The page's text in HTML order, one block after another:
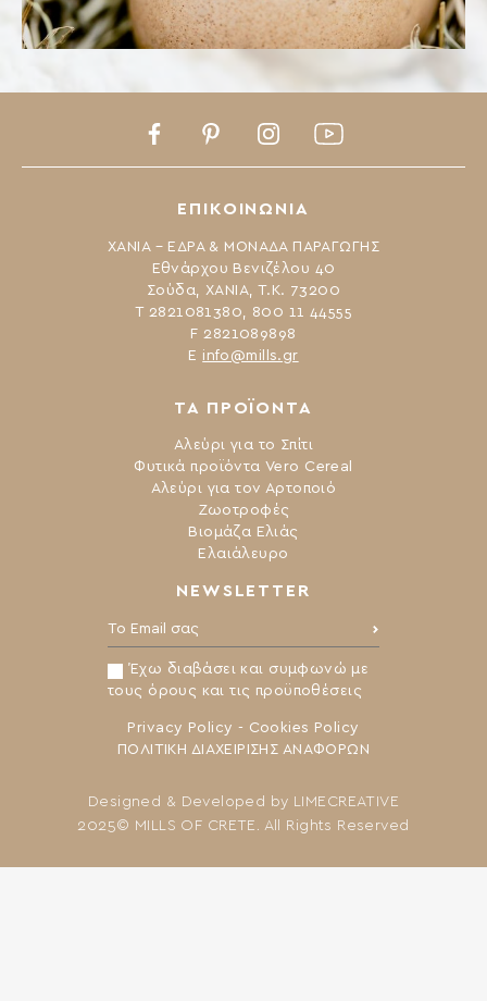
NEWSLETTER
Το Email σας:
Έχω διαβάσει και συμφωνώ με
τους όρους και τις προϋποθέσεις
Privacy Policy - Cookies Policy
ΠΟΛΙΤΙΚΗ ΔΙΑΧΕΙΡΙΣΗΣ ΑΝΑΦΟΡΩΝ
ΤΑ ΠΡΟΪΟΝΤΑ
Αλεύρι για το Σπίτι
Φυτικά προϊόντα Vero Cereal
Αλεύρι για τον Αρτοποιό
Ζωοτροφές
Βιομάζα Ελιάς
Ελαιάλευρο
ΕΠΙΚΟΙΝΩΝΙΑ
ΧΑΝΙΑ – ΕΔΡΑ & ΜΟΝΑΔΑ ΠΑΡΑΓΩΓΗΣ
Εθνάρχου Βενιζέλου 40
Σούδα, ΧΑΝΙΑ, Τ.Κ. 73200
Τ 2821081380, 800 11 44555
F 2821089898
Ε info@mills.gr
FacebookPinterestInstagramYoutube
2025© MILLS OF CRETE. All Rights Reserved
Designed & Developed by LIMECREATIVE